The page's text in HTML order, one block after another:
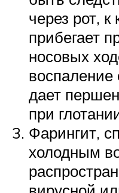
через рот,
прибегает
носовых
воспаление
дает
при
Фарингит,
холодным